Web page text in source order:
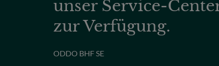
unser Service-
zur Verfügung.
ODDO BHF SE